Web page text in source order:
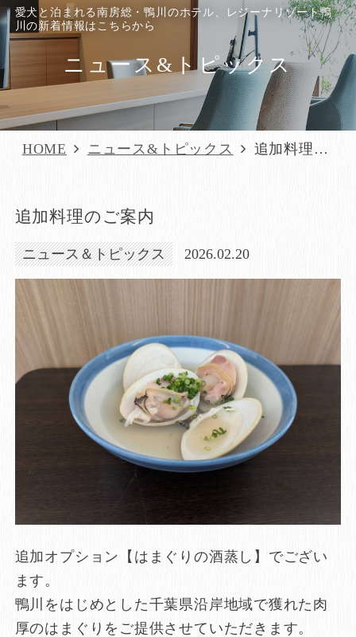
愛犬と泊まれる南房総・鴨川のホテル、レジーナリゾート鴨
川の新着情報はこちらから
ニュース&トピックス
HOME ニュース&トピックス
追加料理の
追加料理のご案内
ニュース＆トピックス 2026.02.20
追加オプション【はまぐりの酒蒸し】でござい
ます。
鴨川をはじめとした千葉県沿岸地域で獲れた肉
厚のはまぐりをご提供させていただきます。